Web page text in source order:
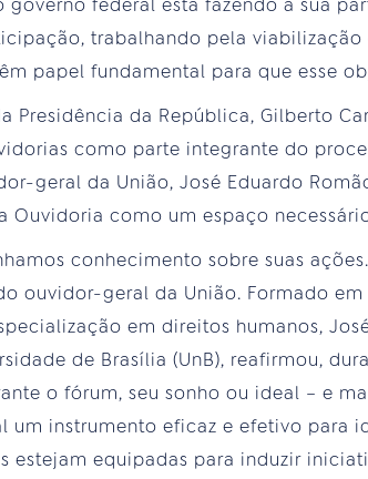
trabalhando pela
papel fundamental para que esse
Presidência da República, Gilberto
como parte integrante do
geral da União, José Eduardo
Ouvidoria como um espaço
conhecimento sobre suas
ouvidor-geral da União. Formado
em direitos humanos,
de Brasília (UnB), reafirmou,
o fórum, seu sonho ou ideal – e
um instrumento eficaz e efetivo para
estejam equipadas para induzir